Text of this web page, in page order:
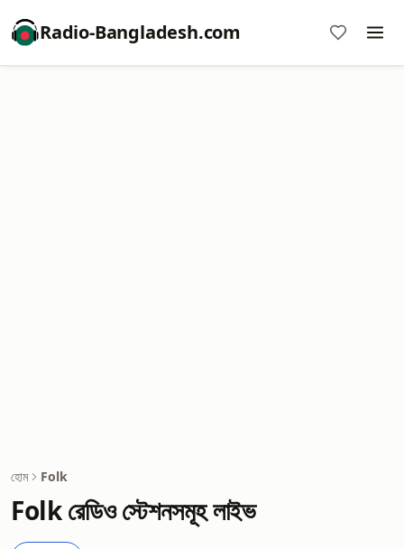
Radio-Bangladesh.com
হোম Folk
Folk রেডিও স্টেশনসমূহ লাইভ